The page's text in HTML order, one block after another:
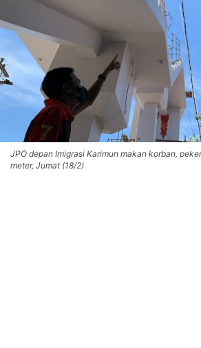
JPO depan Imigrasi Karimun makan korban,
meter, Jumat (18/2)